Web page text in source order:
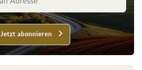
Jetzt abonnieren